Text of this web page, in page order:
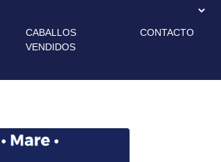
CABALLOS
VENDIDOS
CONTACTO